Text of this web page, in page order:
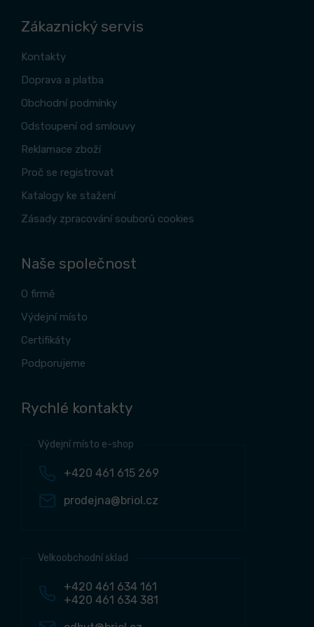
Zákaznický servis
Kontakty
Doprava a platba
Obchodní podmínky
Odstoupení od smlouvy
Reklamace zboží
Proč se registrovat
Katalogy ke stažení
Zásady zpracování souborů cookies
Naše společnost
O firmě
Výdejní místo
Certifikáty
Podporujeme
Rychlé kontakty
Výdejní místo e-shop
+420 461 615 269
prodejna@briol.cz
Velkoobchodní sklad
+420 461 634 161
+420 461 634 381